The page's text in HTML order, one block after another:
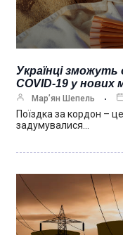
Українці
COVID-19 у нових
Мар’ян Шепель
Поїздка за кордон –
задумувалися…